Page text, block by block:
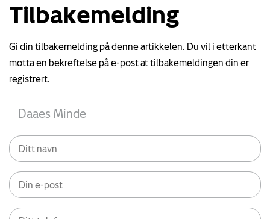
Tilbakemelding
Gi din tilbakemelding på denne artikkelen. Du vil i etterkant
motta en bekreftelse på e-post at tilbakemeldingen din er
registrert.